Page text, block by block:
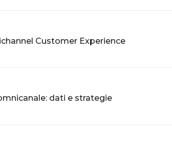
Customer Experience
dati e strategie